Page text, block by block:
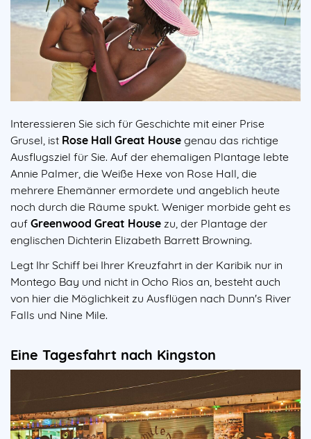
Interessieren Sie sich für Geschichte mit einer Prise
Grusel, ist Rose Hall Great House genau das richtige
Ausflugsziel für Sie. Auf der ehemaligen Plantage lebte
Annie Palmer, die Weiße Hexe von Rose Hall, die
mehrere Ehemänner ermordete und angeblich heute
noch durch die Räume spukt. Weniger morbide geht es
auf Greenwood Great House zu, der Plantage der
englischen Dichterin Elizabeth Barrett Browning.
Legt Ihr Schiff bei Ihrer Kreuzfahrt in der Karibik nur in
Montego Bay und nicht in Ocho Rios an, besteht auch
von hier die Möglichkeit zu Ausflügen nach Dunn's River
Falls und Nine Mile.
Eine Tagesfahrt nach Kingston